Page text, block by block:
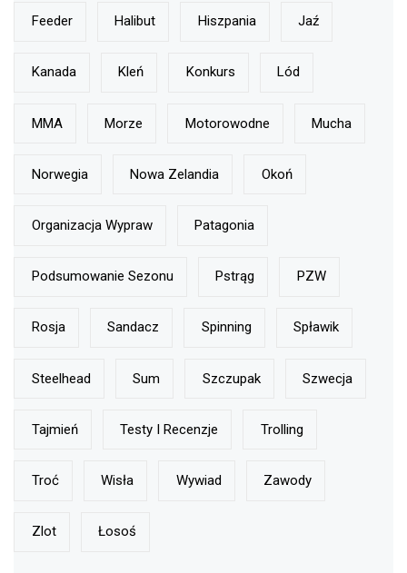
Feeder Halibut Hiszpania Jaź
Kanada Kleń Konkurs Lód
MMA Morze Motorowodne Mucha
Norwegia Nowa Zelandia Okoń
Organizacja Wypraw Patagonia
Podsumowanie Sezonu Pstrąg PZW
Rosja Sandacz Spinning Spławik
Steelhead Sum Szczupak Szwecja
Tajmień Testy I Recenzje Trolling
Troć Wisła Wywiad Zawody
Zlot Łosoś